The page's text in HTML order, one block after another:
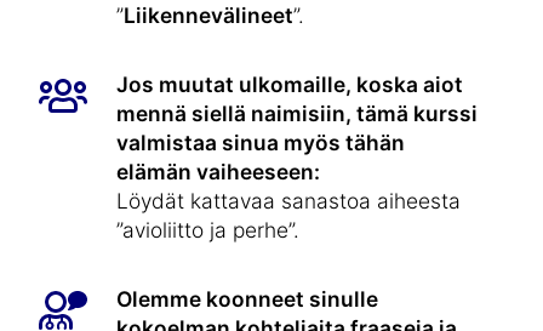
”Liikennevälineet”.
Jos muutat ulkomaille, koska aiot
mennä siellä naimisiin, tämä kurssi
valmistaa sinua myös tähän
elämän vaiheeseen:
Löydät kattavaa sanastoa aiheesta
”avioliitto ja perhe”.
Olemme koonneet sinulle